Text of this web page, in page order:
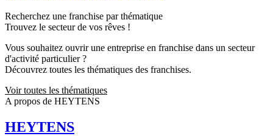
Recherchez une franchise par thématique
Trouvez le secteur de vos rêves !
Vous souhaitez ouvrir une entreprise en franchise dans un secteur
d'activité particulier ?
Découvrez toutes les thématiques des franchises.
Voir toutes les thématiques
A propos de HEYTENS
HEYTENS